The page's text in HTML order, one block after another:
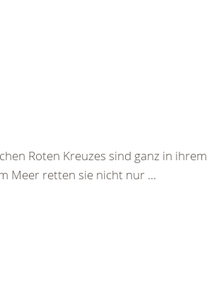
Roten Kreuzes sind ganz in ihrem
Meer retten sie nicht nur ...